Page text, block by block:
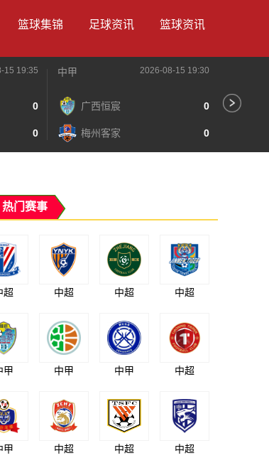
篮球集锦 足球资讯 篮球资讯
15 19:35
0
0
中甲 2026-08-15 19:30
广西恒宸 0
梅州客家 0
热门赛事
超 中超 中超 中超
甲 中甲 中甲 中超
甲 中超 中超 中超